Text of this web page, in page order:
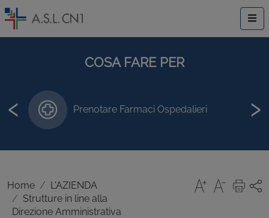
COSA FARE PER
Prenotare Farmaci Ospedalieri
‹ ›
Home
L'AZIENDA
Strutture in line alla
Direzione Amministrativa